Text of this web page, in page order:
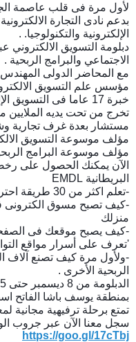
لأول مرة فى قلب عاصمة
بدعم نادى التجارة
الإلكترونية والتكنولوجيا. .
دبلومة التسويق الالكتروني
الاجتماعي والبرامج الربحية .
مع المحاضر الدولى
مؤسس علم التسويق
خبرة 17 عاما فى التسويق الإلكتروني والبرمجة والتصميم
تخرج من تحت يديه
مستشار بعدة غرف تجارية
مؤلف موسوعة التسويق
مؤلف موسوعة البرامج
الآن يمكنك الحصول على
البريطانية EMDL
-تعلم اكثر من 30 طريقة احترافية للتسويق عبر الإنترنت
-كيف تصبح مسوق الكترونى
منزلك
-كيف يصبح موقعك فى
'تعرف على أسرار مواقع
-ولأول مرة كيف تصنع آلاف
الربحية الأخرى .
الدبلومة من 8 ديسمبر حتى 15 ديسمبر يوميا ..
بمنطقة يوسف باشا الفاتح
تمتع برحلة ترفيهية مجانية
سجل معنا الآن عبر جروب
https://goo.gl/17cTbj